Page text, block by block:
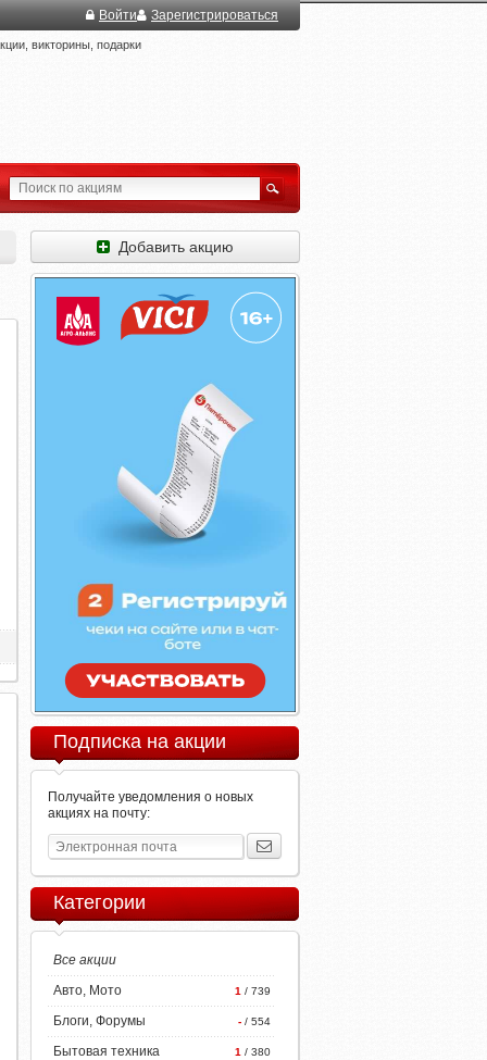
Войти Зарегистрироваться
викторины, подарки
Добавить акцию
Подписка на акции
Получайте уведомления о новых
акциях на почту:
Категории
Все акции
1 / 739
Авто, Мото
- / 554
Блоги, Форумы
1 / 380
Бытовая техника